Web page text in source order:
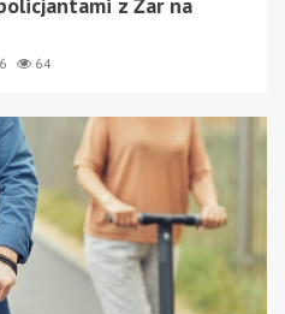
64